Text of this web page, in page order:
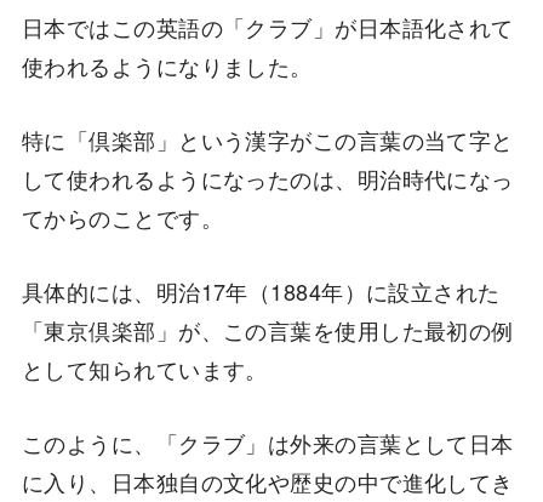
日本ではこの英語の「クラブ」が日本語化されて
使われるようになりました。
特に「倶楽部」という漢字がこの言葉の当て字と
して使われるようになったのは、明治時代になっ
てからのことです。
具体的には、明治17年（1884年）に設立された
「東京倶楽部」が、この言葉を使用した最初の例
として知られています。
このように、「クラブ」は外来の言葉として日本
に入り、日本独自の文化や歴史の中で進化してき